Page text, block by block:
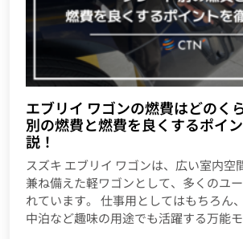
エブリイ ワゴンの燃費はどのく
別の燃費と燃費を良くするポイ
説！
スズキ エブリイ ワゴンは、広い室内空
兼ね備えた軽ワゴンとして、多くのユ
れています。 仕事用としてはもちろん
中泊など趣味の用途でも活躍する万能